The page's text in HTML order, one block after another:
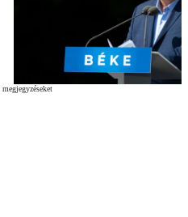
megjegyzéseket